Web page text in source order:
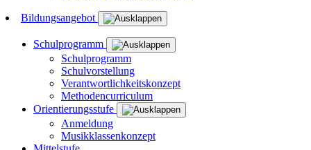
Bildungsangebot
Schulprogramm
Schulprogramm
Schulvorstellung
Verantwortlichkeitskonzept
Methodencurriculum
Orientierungsstufe
Anmeldung
Musikklassenkonzept